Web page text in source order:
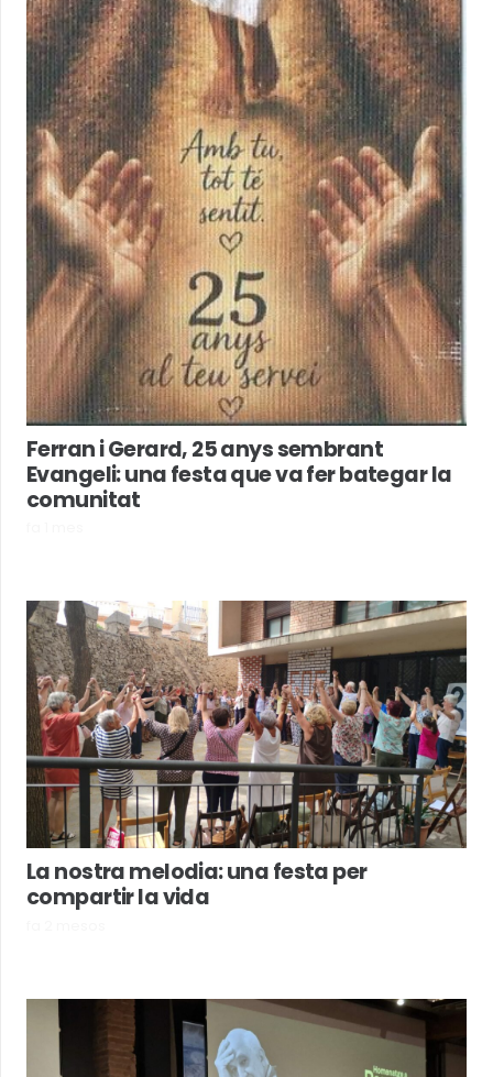
Ferran i Gerard, 25 anys sembrant
Evangeli: una festa que va fer bategar la
comunitat
La nostra melodia: una festa per
compartir la vida